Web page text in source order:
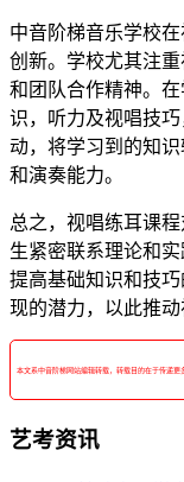
中音阶梯音乐学校
创新。学校尤其注
和团队合作精神。
识，听力及视唱技
动，将学习到的知
和演奏能力。
总之，视唱练耳课
生紧密联系理论和
提高基础知识和技
现的潜力，以此推动
本文系中音阶梯网站编辑转载，转载目的在于传递更
艺考资讯